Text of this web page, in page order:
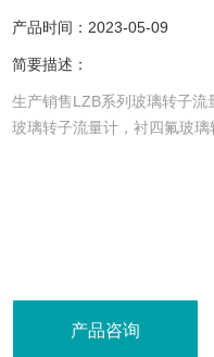
产品时间：2023-05-09
简要描述：
生产销售LZB系列玻璃转子
玻璃转子流量计，衬四氟玻
产品咨询